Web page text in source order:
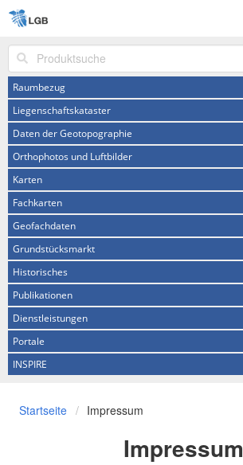
Produktsuche
Raumbezug
Liegenschaftskataster
Daten der Geotopographie
Orthophotos und Luftbilder
Karten
Fachkarten
Geofachdaten
Grundstücksmarkt
Historisches
Publikationen
Dienstleistungen
Portale
INSPIRE
Startseite Impressum
Impressum